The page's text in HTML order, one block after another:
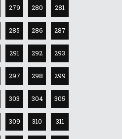
279 280 281
285 286 287
291 292 293
297 298 299
303 304 305
309 310 311